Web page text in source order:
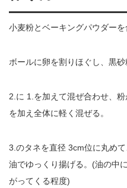
小麦粉とベーキングパウダーを
ボールに卵を割りほぐし、黒砂
2.に 1.を加えて混ぜ合わせ、
を加え全体に軽く混ぜる。
3.のタネを直径 3cm位に丸め
油でゆっくり揚げる。(油の中
がってくる程度)